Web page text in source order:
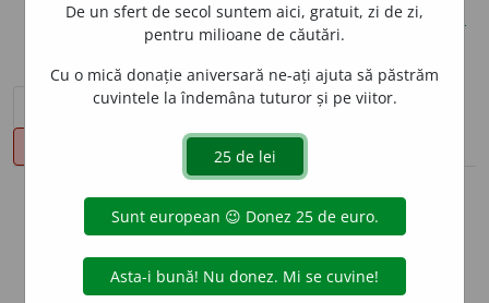
opțiuni
sinteza definițiilor (1) definiții (16)
declinări
info
Aceste definiții sunt compilate de
echipa dexonline. Definițiile
originale se află pe filadefiniții.
Puteți reordona filele pe pagina de
De un sfert de secol suntem aici, gratuit, zi de zi,
pentru milioane de căutări.
Cu o mică donație aniversară ne-ați ajuta să păstrăm
cuvintele la îndemâna tuturor și pe viitor.